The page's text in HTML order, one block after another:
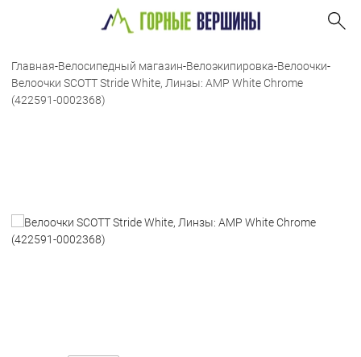
Главная-Велосипедный магазин-Велоэкипировка-Велоочки-
Велоочки SCOTT Stride White, Линзы: AMP White Chrome
(422591-0002368)